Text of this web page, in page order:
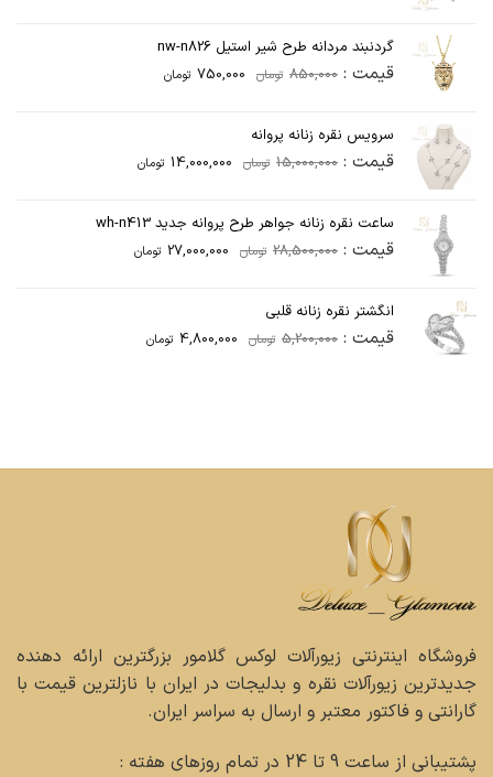
بود.
گردنبند مردانه طرح شیر استیل nw-n826
قیمت : 850,000 تومان
قیمت
750,000 تومانقیمت
سرویس نقره زنانه پروانه
قیمت : 15,000,000 تومان
قیمت
بود.
14,000,000 تومانقیمت
است.
ساعت نقره زنانه جواهر طرح پروانه جدید wh-n413
قیمت : 28,500,000 تومان
قیمت
27,000,000 تومانقیمت
انگشتر نقره زنانه قلبی
قیمت : 5,200,000 تومان 4,800,000 تومان
فروشگاه اینترنتی زیورآلات لوکس گلامور بزرگترین ارائه دهنده
جدیدترین زیورآلات نقره و بدلیجات در ایران با نازلترین قیمت با
گارانتی و فاکتور معتبر و ارسال به سراسر ایران.
پشتیبانی از ساعت 9 تا 24 در تمام روزهای هفته :